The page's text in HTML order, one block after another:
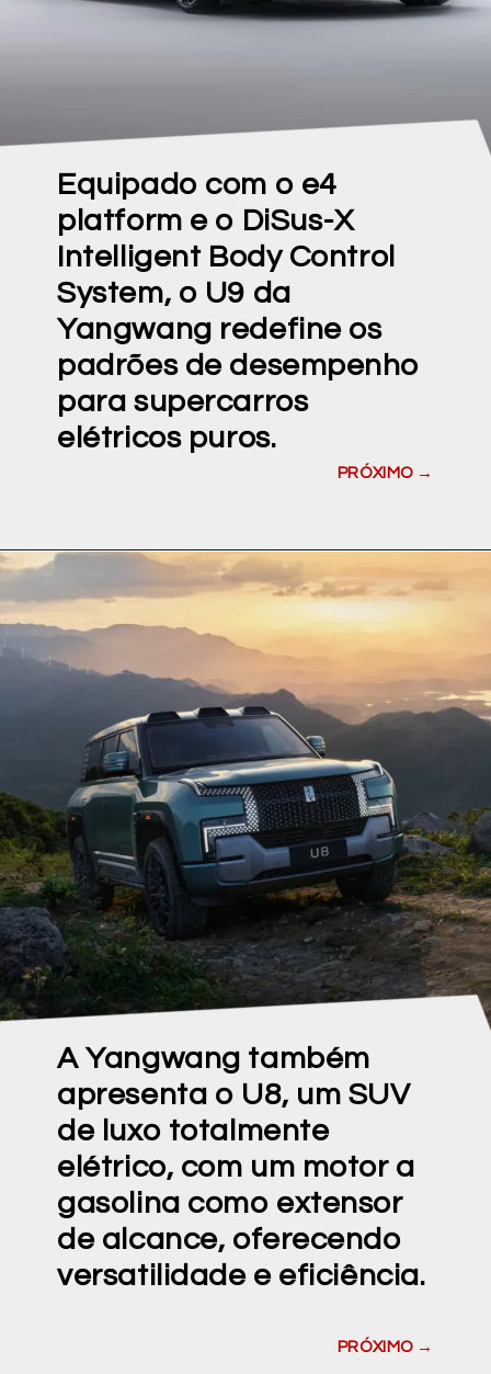
Equipado com o e4
platform e o DiSus-X
Intelligent Body Control
System, o U9 da
Yangwang redefine os
padrões de desempenho
para supercarros
elétricos puros.
PRÓXIMO →
A Yangwang também
apresenta o U8, um SUV
de luxo totalmente
elétrico, com um motor a
gasolina como extensor
de alcance, oferecendo
versatilidade e eficiência.
PRÓXIMO →